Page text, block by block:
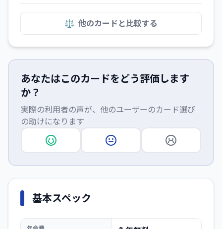
⚖️ 他のカードと比較する
あなたはこのカードをどう評価します
か？
実際の利用者の声が、他のユーザーのカード選び
の助けになります
基本スペック